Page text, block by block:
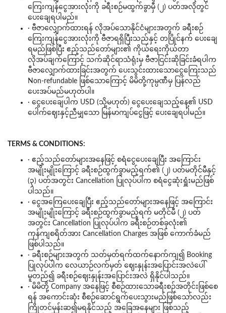
ကြေးကျန်ငွေအားလုံးကို ခရီးစဉ်မထွက်ခွာမှီ (၂) ပတ်အလိုတွင်
ပေးချေရပါမည်။
· ဗီဇာလျှောက်ထားရန် လိုအပ်သောနိုင်ငံများအတွက် ခရီးစဉ်
ကြေးကျန်ငွေအားလုံးကို ဗီဇာရရှိပြီးသည်နှင့် တပြိုင်နက် ပေးချေ
ရမည်ဖြစ်ပြီး ဧည့်သည်တော်များ၏ ကိုယ်ရေးကိုယ်တာ
လိုအပ်ချက်ကြောင့် သက်ဆိုင်ရာသံရုံးမှ ဗီဇာငြင်းဆိုခြင်းခံရပါက
ဗီဇာလျှောက်ထားခြင်းအတွက် ပေးသွင်းထားသောငွေကြေးသည်
Non-refundable ဖြစ်သောကြောင့် မိမိတို့ကုမ္ပဏီမှ ပြန်လည်
ပေးအပ်မည်မဟုတ်ပါ။
· ငွေပေးချေပါက USD (သို့မဟုတ်) ငွေပေးချေသည့်နေ့၏ USD
ပေါက်ဈေးနှင့်ညီမျှသော မြန်မာကျပ်ငွေဖြင့် ပေးချေရပါမည်။
TERMS & CONDITIONS:
· ဧည့်သည်တော်များအနေဖြင့် စရံငွေပေးချေပြီး အကြောင်း
အမျိုးမျိုးကြောင့် ခရီးစဉ်ထွက်ခွာမည့်ရက်၏ (၂) ပတ်မတိုင်မီနှင့်
(၃) ပတ်အတွင်း Cancellation ပြုလုပ်ပါက စရံငွေဆုံးရှူံးမည်ဖြစ်
ပါသည်။
· ငွေအကြေပေးချေပြီး ဧည့်သည်တော်များအနေဖြင့် အကြောင်း
အမျိုးမျိုးကြောင့် ခရီးစဉ်ထွက်ခွာမည့်ရက် မတိုင်မီ (၂) ပတ်
အတွင်း Cancellation ပြုလုပ်ပါက ခရီးစဉ်တစ်ခုလုံး၏
ကုန်ကျစရိတ်အား Cancellation Charges အဖြစ် ကောက်ခံမည်
ဖြစ်ပါသည်။
· ခရီးစဉ်များအတွက် သတ်မှတ်ရက်ထက်နောက်ကျ၍ Booking
ပြုလုပ်ပါက လေယာဉ်လက်မှတ် ဈေးနှုန်းအပြောင်းအလဲပေါ်
မူတည်၍ ခရီးစဉ်ဈေးနှုန်းအပြောင်းအလဲ ရှိနိုင်ပါသည်။
· မိမိတို့ Company အနေဖြင့် စီစဉ်ထားသောခရီးစဉ်အတိုင်းဖြစ်စေ
ရန် အကောင်းဆုံး စီစဉ်ဆောင်ရွက်ပေးသွားမည်ဖြစ်သော်လည်း
ကြိုတင်မှန်းဆ၍မရနိုင်သည့် အခြေအနေများ ဖြစ်သည့်